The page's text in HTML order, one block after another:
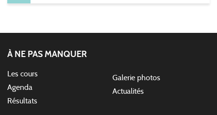
À NE PAS MANQUER
Les cours
Agenda
Résultats
Galerie photos
Actualités